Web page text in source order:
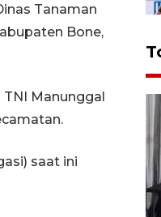
Tanaman
Bone,
Manunggal
saat ini